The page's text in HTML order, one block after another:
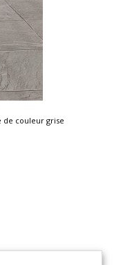
de couleur grise